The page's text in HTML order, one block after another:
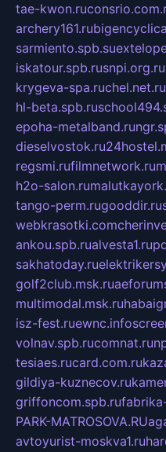
tae-kwon.ru
archery161.ru
sarmiento.spb.su
iskatour.spb.rusnpi.org.ru
krygeva-spa.ruchel.net.ru
hl-beta.spb.ru
epoha-metalband.ru
dieselvostok.ru
regsmi.rufilmnetwork.ru
h2o-salon.ru
tango-perm.rugooddir.ru
webkrasotki.com
ankou.spb.rualvesta1.ru
sakhatoday.ru
golf2club.msk.ru
multimodal.msk.ru
isz-fest.ruewnc.info
volnav.spb.rucomnat.ru
tesiaes.rucard.com.ru
gildiya-kuznecov.ru
griffoncom.spb.ru
PARK-MATROSOVA.RU
avtoyurist-moskva1.ru